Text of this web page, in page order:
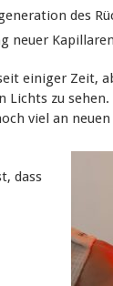
des
neuer Kapillaren
einiger Zeit,
zu
viel an
dass